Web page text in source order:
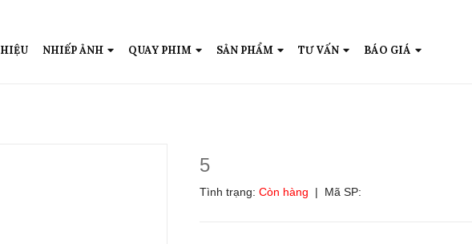
NHIẾP ẢNH QUAY PHIM SẢN PHẨM TƯ VẤN BÁO GIÁ
5
Tình trạng: Còn hàng | Mã SP: